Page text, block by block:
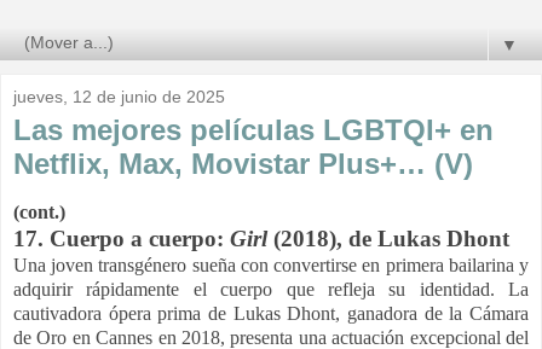
▼
jueves, 12 de junio de 2025
Las mejores películas LGBTQI+ en
Netflix, Max, Movistar Plus+… (V)
(cont.)
17. Cuerpo a cuerpo: Girl(2018), de Lukas Dhont
Una joven transgénero sueña con convertirse en primera bailarina y
adquirir rápidamente el cuerpo que refleja su identidad. La
cautivadora ópera prima de Lukas Dhont, ganadora de la Cámara
de Oro en Cannes en 2018, presenta una actuación excepcional del